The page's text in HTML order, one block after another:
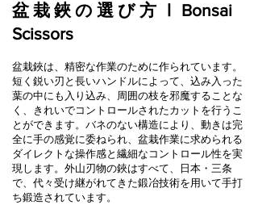
盆 栽 鋏 の 選 び 方 Ⅰ Bonsai
Scissors
盆栽鋏は、精密な作業のために作られています。
短く鋭い刃と長いハンドルによって、込み入った
葉の中にも入り込み、周囲の枝を邪魔することな
く、きれいでコントロールされたカットを行うこ
とができます。バネのない構造により、動きは完
全に手の感覚に委ねられ、盆栽作業に求められる
ダイレクトな操作感と繊細なコントロール性を実
現します。外山刃物の鋏はすべて、日本・三条
で、代々受け継がれてきた鍛冶技術を用いて手打
ち鍛造されています。